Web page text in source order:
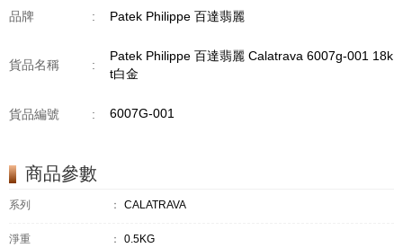
品牌 : Patek Philippe 百達翡麗
貨品名稱 :
Patek Philippe 百達翡麗 Calatrava 6007g-001 18k
t白金
貨品編號 : 6007G-001
商品參數
系列 ： CALATRAVA
淨重 ： 0.5KG